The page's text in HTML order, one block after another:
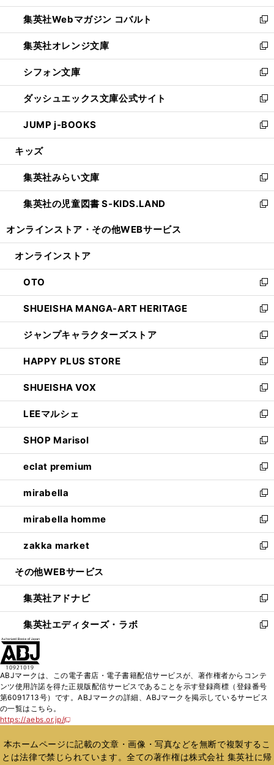
開
く
ウ
で
開
く
ン
ド
ウ
で
開
く
ウ
ィ
ン
ド
ウ
で
開
く
集英社Webマガジン コバルト
新
し
い
ウ
ィ
ン
ド
ウ
で
開
集英社オレンジ文庫
新
し
い
ウ
ィ
ン
ド
ウ
開
く
シフォン文庫
新
し
い
ウ
ィ
ン
ウ
で
開
く
ダッシュエックス文庫公式サイト
新
し
い
ウ
ン
ド
ウ
で
JUMP j-BOOKS
新
し
ウ
ィ
ン
ド
開
キッズ
集英社みらい文庫
新
し
い
ン
ウ
で
開
く
集英社の児童図書 S-KIDS.LAND
新
ウ
ン
ド
ウ
で
開
く
オンラインストア・ その他WEBサービス
オンラインストア
OTO
新
し
い
ウ
ィ
ン
ド
ウ
で
開
く
SHUEISHA MANGA-ART HERITAGE
新
し
い
ウ
ィ
ン
ド
ウ
で
開
く
ジャンプキャラクターズストア
新
し
い
ウ
ィ
ン
ド
ウ
で
開
く
HAPPY PLUS STORE
新
し
い
ウ
ィ
ン
ド
ウ
で
開
く
SHUEISHA VOX
新
し
い
ウ
ィ
ン
ド
ウ
で
開
く
LEEマルシェ
新
し
い
ウ
ィ
ン
ド
ウ
で
開
く
SHOP Marisol
新
し
い
ウ
ィ
ン
ド
ウ
で
開
eclat premium
新
し
い
ウ
ィ
ン
ド
ウ
開
く
mirabella
新
し
い
ウ
ィ
ン
ウ
で
開
く
mirabella homme
新
し
い
ウ
ン
ド
ウ
で
zakka market
新
し
ウ
ィ
ン
ド
く
その他WEBサービス
集英社アドナビ
新
し
い
ド
ウ
で
集英社エディターズ・ラボ
新
ィ
ン
ド
開
く
ABJマークは、この電子書店・電子書籍配信サービスが、著作権者からコンテ
ンツ使用許諾を得た正規版配信サービスであることを示す登録商標（登録番号
第6091713号）です。ABJマークの詳細、ABJマークを掲示しているサービス
の一覧はこちら。
https://aebs.or.jp/
新
い
ウ
ィ
本ホームページに記載の文章・画像・写真などを無断で複製するこ
とは法律で禁じられています。全ての著作権は株式会社 集英社に帰